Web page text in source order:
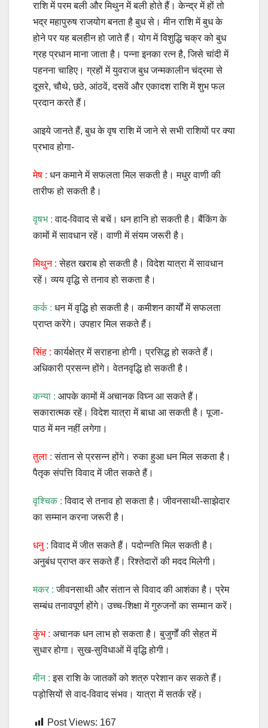
राशि में परम बली और मिथुन में बली होते हैं। केन्द्र में हों तो
भद्र महापुरुष राजयोग बनता है बुध से। मीन राशि में बुध के
होने पर यह बलहीन हो जाते हैं। योग में विशुद्धि चक्र को बुध
ग्रह प्रधान माना जाता है। पन्ना इनका रत्न है, जिसे चांदी में
पहनना चाहिए। ग्रहों में युवराज बुध जन्मकालीन चंद्रमा से
दूसरे, चौथे, छठे, आंठवें, दसवें और एकादश राशि में शुभ फल
प्रदान करते हैं।
आइये जानते हैं, बुध के वृष राशि में जाने से सभी राशियों पर क्या
प्रभाव होगा-
मेष : धन कमाने में सफलता मिल सकती है। मधुर वाणी की
तारीफ हो सकती है।
वृषभ : वाद-विवाद से बचें। धन हानि हो सकती है। बैंकिंग के
कामों में सावधान रहें। वाणी में संयम जरूरी है।
मिथुन : सेहत खराब हो सकती है। विदेश यात्रा में सावधान
रहें। व्यय वृद्धि से तनाव हो सकता है।
कर्क : धन में वृद्धि हो सकती है। कमीशन कार्यों में सफलता
प्राप्त करेंगे। उपहार मिल सकते हैं।
सिंह : कार्यक्षेत्र में सराहना होगी। प्रसिद्ध हो सकते हैं।
अधिकारी प्रसन्न होंगे। वेतनवृद्धि हो सकती है।
कन्या : आपके कामों में अचानक विघ्न आ सकते हैं।
सकारात्मक रहें। विदेश यात्रा में बाधा आ सकती है। पूजा-
पाठ में मन नहीं लगेगा।
तुला : संतान से प्रसन्न होंगे। रुका हुआ धन मिल सकता है।
पैतृक संपत्ति विवाद में जीत सकते हैं।
वृश्चिक : विवाद से तनाव हो सकता है। जीवनसाथी-साझेदार
का सम्मान करना जरूरी है।
धनु : विवाद में जीत सकते हैं। पदोन्नति मिल सकती है।
अनुबंध प्राप्त कर सकते हैं। रिश्तेदारों की मदद मिलेगी।
मकर : जीवनसाथी और संतान से विवाद की आशंका है। प्रेम
सम्बंध तनावपूर्ण होंगे। उच्च-शिक्षा में गुरुजनों का सम्मान करें।
कुंभ : अचानक धन लाभ हो सकता है। बुजुर्गों की सेहत में
सुधार होगा। सुख-सुविधाओं में वृद्धि होगी।
मीन : इस राशि के जातकों को शत्रु परेशान कर सकते हैं।
पड़ोसियों से वाद-विवाद संभव। यात्रा में सतर्क रहें।
Post Views: 167